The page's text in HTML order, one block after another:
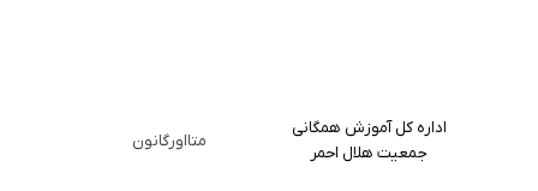
اداره کل آموزش همگانی
جمعیت هلال احمر
متااورگانون